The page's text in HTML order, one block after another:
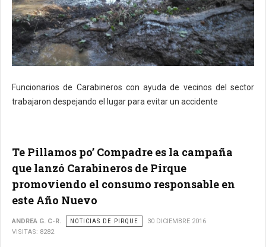
Funcionarios de Carabineros con ayuda de vecinos del sector
trabajaron despejando el lugar para evitar un accidente
Te Pillamos po’ Compadre es la campaña
que lanzó Carabineros de Pirque
promoviendo el consumo responsable en
este Año Nuevo
ANDREA G. C-R. NOTICIAS DE PIRQUE
30 DICIEMBRE 2016
VISITAS: 8282